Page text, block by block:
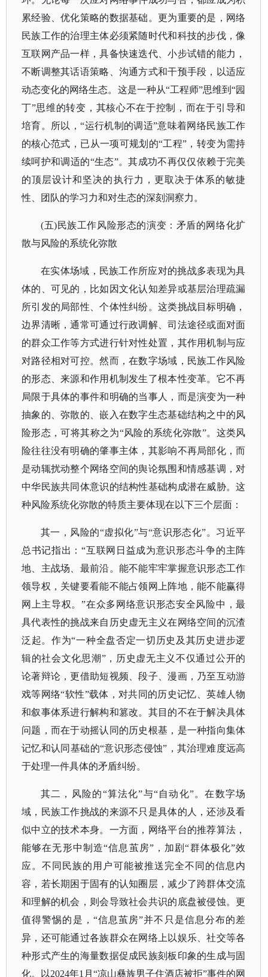
累经验、优化策略的数据基础。更为重要的是，网络
民族工作的治理主体必须紧随时代和科技的步伐，像
互联网产品一样，具备快速迭代、小步试错的能力，
不断调整其话语策略、沟通方式和干预手段，以适应
动态变化的网络生态。这是一种从“工程师”思维到“园
丁”思维的转变，其核心不在于控制，而在于引导和
培育。所以，“运行机制的调适”意味着网络民族工作
的核心范式，已从一项可规划的“工程”，转变为需持
续呵护和调适的“生态”。其成功不再仅仅依赖于完美
的顶层设计和坚决的执行力，更取决于体系的敏捷
性、团队的学习力和对生态的深刻洞察力。
(五)民族工作风险形态的演变：矛盾的网络化扩
散与风险的系统化弥散
在实体场域，民族工作所应对的挑战多表现为具
体的、可见的，比如因文化认知差异或基层治理疏漏
所引发的局部性、个体性纠纷。这类挑战目标明确，
边界清晰，通常可通过行政调解、司法途径或面对面
的群众工作等方式进行针对性处置，其作用机制与应
对路径相对可控。然而，在数字场域，民族工作风险
的形态、来源和作用机制发生了根本性变革。它不再
局限于具体的事件和明确的当事人，而是演变为一种
抽象的、弥散的、嵌入在数字生态基础结构之中的风
险形态，可将其称之为“风险的系统化弥散”。这类风
险往往没有明确的肇事主体，其影响不再局部化，而
是动辄扰动整个网络空间的舆论氛围和情感基调，对
中华民族共同体意识的结构性基础构成潜在威胁。这
种风险系统化弥散的特质主要体现在以下三个层面：
其一，风险的“虚拟化”与“意识形态化”。习近平
总书记指出：“互联网日益成为意识形态斗争的主阵
地、主战场、最前沿。能不能牢牢掌握意识形态工作
领导权，关键要看能不能占领网上阵地，能不能赢得
网上主导权。”在众多网络意识形态安全风险中，最
具代表性的挑战来自历史虚无主义在网络空间的沉渣
泛起。作为“一种全盘否定一切历史及其历史进步逻
辑的社会文化思潮”，历史虚无主义不仅通过公开的
论著辩论，更借助短视频、段子、漫画，乃至互动游
戏等网络“软性”载体，对共同的历史记忆、英雄人物
和叙事体系进行解构和篡改。其目的不在于解决具体
问题，而在于动摇认同的历史根基，是一种指向集体
记忆和认同基础的“意识形态侵蚀”，其治理难度远高
于处理一件具体的矛盾纠纷。
其二，风险的“算法化”与“自动化”。在数字场
域，民族工作挑战的来源不只是具体的人，还涉及看
似中立的技术本身。一方面，网络平台的推荐算法，
能够在无形中制造“信息茧房”，加剧“群体极化”效
应。不同民族的用户可能被推送完全不同的信息内
容，若长期困于固有的认知圈层，减少了跨群体交流
和理解的机会，则会导致社会共识的底盘被侵蚀。更
值得警惕的是，“信息茧房”并不只是信息分布的差
异，还可能通过各族群众在网络上以娱乐、社交等各
种形式产生的海量数据促成民族刻板印象的生成与固
化。以2024年1月“凉山彝族男子住酒店被拒”事件的网